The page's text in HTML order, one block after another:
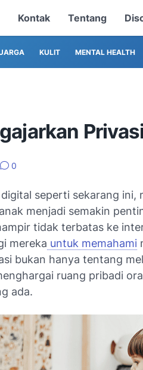
Kontak Tentang
KULIT MENTAL HEALTH
0
seperti sekarang ini,
menjadi semakin
tidak terbatas ke
mereka untuk memahami
bukan hanya tentang
ruang pribadi
ada.